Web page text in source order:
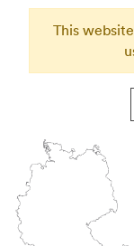
This